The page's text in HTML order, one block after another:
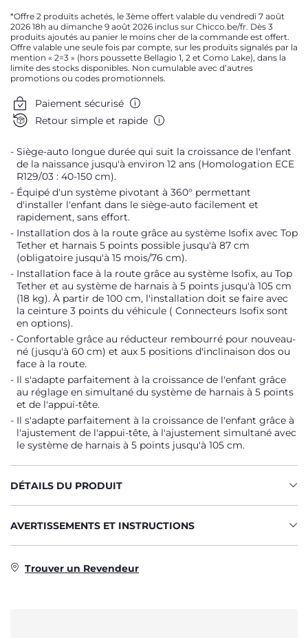
*Offre 2 produits achetés, le 3ème offert valable du vendredi 7 août
2026 18h au dimanche 9 août 2026 inclus sur Chicco.be/fr. Dès 3
produits ajoutés au panier le moins cher de la commande est offert.
Offre valable une seule fois par compte, sur les produits signalés par la
mention « 2=3 » (hors poussette Bellagio 1, 2 et Como Lake), dans la
limite des stocks disponibles. Non cumulable avec d’autres
promotions ou codes promotionnels.
Paiement sécurisé
Retour simple et rapide
Siège-auto longue durée qui suit la croissance de l'enfant
de la naissance jusqu'à environ 12 ans (Homologation ECE
R129/03 : 40-150 cm).
Équipé d'un système pivotant à 360° permettant
d'installer l'enfant dans le siège-auto facilement et
rapidement, sans effort.
Installation dos à la route grâce au système Isofix avec Top
Tether et harnais 5 points possible jusqu'à 87 cm
(obligatoire jusqu'à 15 mois/76 cm).
Installation face à la route grâce au système Isofix, au Top
Tether et au système de harnais à 5 points jusqu'à 105 cm
(18 kg). À partir de 100 cm, l'installation doit se faire avec
la ceinture 3 points du véhicule ( Connecteurs Isofix sont
en options).
Confortable grâce au réducteur rembourré pour nouveau-
né (jusqu'à 60 cm) et aux 5 positions d'inclinaison dos ou
face à la route.
Il s'adapte parfaitement à la croissance de l'enfant grâce
au réglage en simultané du système de harnais à 5 points
et de l'appui-tête.
Il s'adapte parfaitement à la croissance de l'enfant grâce à
l'ajustement de l'appui-tête, à l'ajustement simultané avec
le système de harnais à 5 points jusqu'à 105 cm.
DÉTAILS DU PRODUIT
AVERTISSEMENTS ET INSTRUCTIONS
Trouver un Revendeur